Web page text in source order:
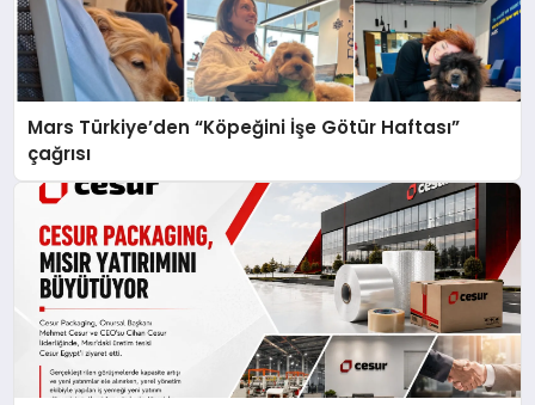
Mars Türkiye’den “Köpeğini İşe Götür Haftası”
çağrısı